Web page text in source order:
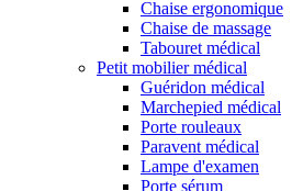
Chaise ergonomique
Chaise de massage
Tabouret médical
Petit mobilier médical
Guéridon médical
Marchepied médical
Porte rouleaux
Paravent médical
Lampe d'examen
Porte sérum